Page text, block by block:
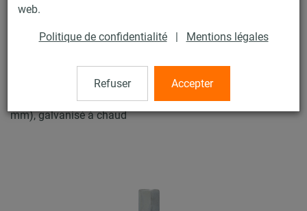
web.
Politique de confidentialité | Mentions légales
Refuser Accepter
Collier à vis
Collier à vis avec garniture, M8/M10, 125 mm (124-130
mm), galvanisé à chaud